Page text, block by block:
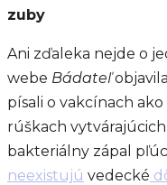
zuby
Ani zďaleka nejde o
webe Bádateľ
písali o vakcínach
rúškach
bakteriálny zápal
neexistujú vedecké